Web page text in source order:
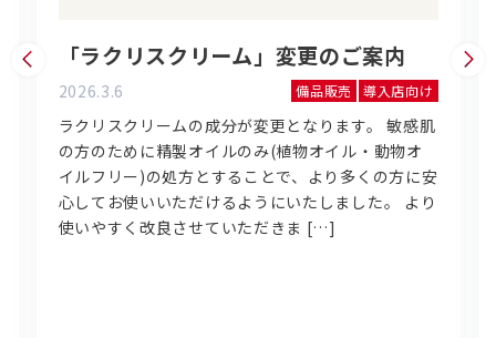
「ラクリスクリーム」変更のご案内
2026.3.6 備品販売 導入店向け
ラクリスクリームの成分が変更となります。 敏感肌
の方のために精製オイルのみ(植物オイル・動物オ
イルフリー)の処方とすることで、より多くの方に安
心してお使いいただけるようにいたしました。 より
使いやすく改良させていただきま […]